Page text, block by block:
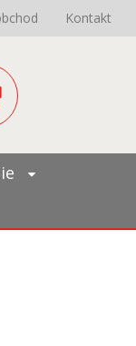
Kontakt